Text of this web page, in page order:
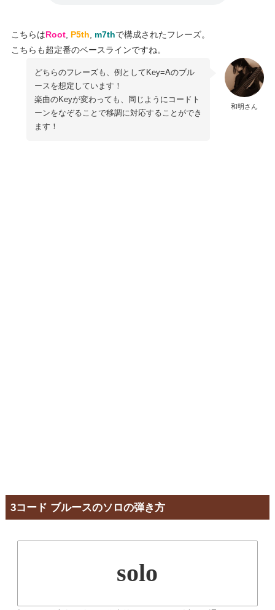
こちらはRoot, P5th m7thで構成されたフレーズ。
こちらも超定番のベースラインですね。
和明さん
どちらのフレーズも、例としてKey=Aのブル
ースを想定しています！
楽曲のKeyが変わっても、同じようにコードト
ーンをなぞることで移調に対応することができ
ます！
3コード ブルースのソロの弾き方
solo